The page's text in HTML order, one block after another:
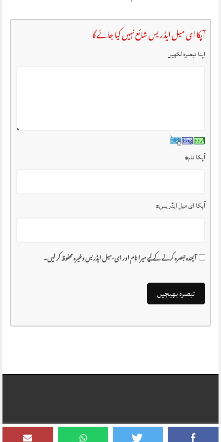
آپکا ای میل ایڈریس شائع نہیں کیا جائے گا
اپنا تبصرہ لکھیں
آپکا نام*
آپکا ای میل ایڈریس*
آئیندہ تبصرہ کرنے کے لیے میرا نام اور ای-میل ایڈریس وغیرہ محفوظ کر لیں۔